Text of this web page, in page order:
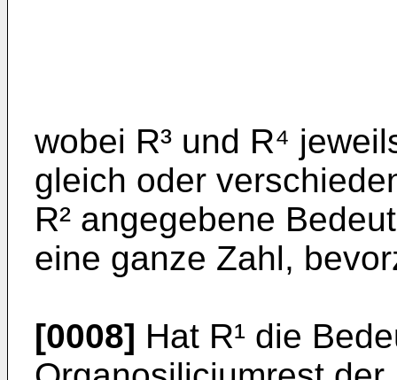
wobei R³ und R⁴
gleich oder
R² angegebene
eine ganze Zahl,
[0008] Hat R¹ die